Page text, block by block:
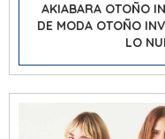
AKIABARA OTOÑO
DE MODA OTOÑO
LO